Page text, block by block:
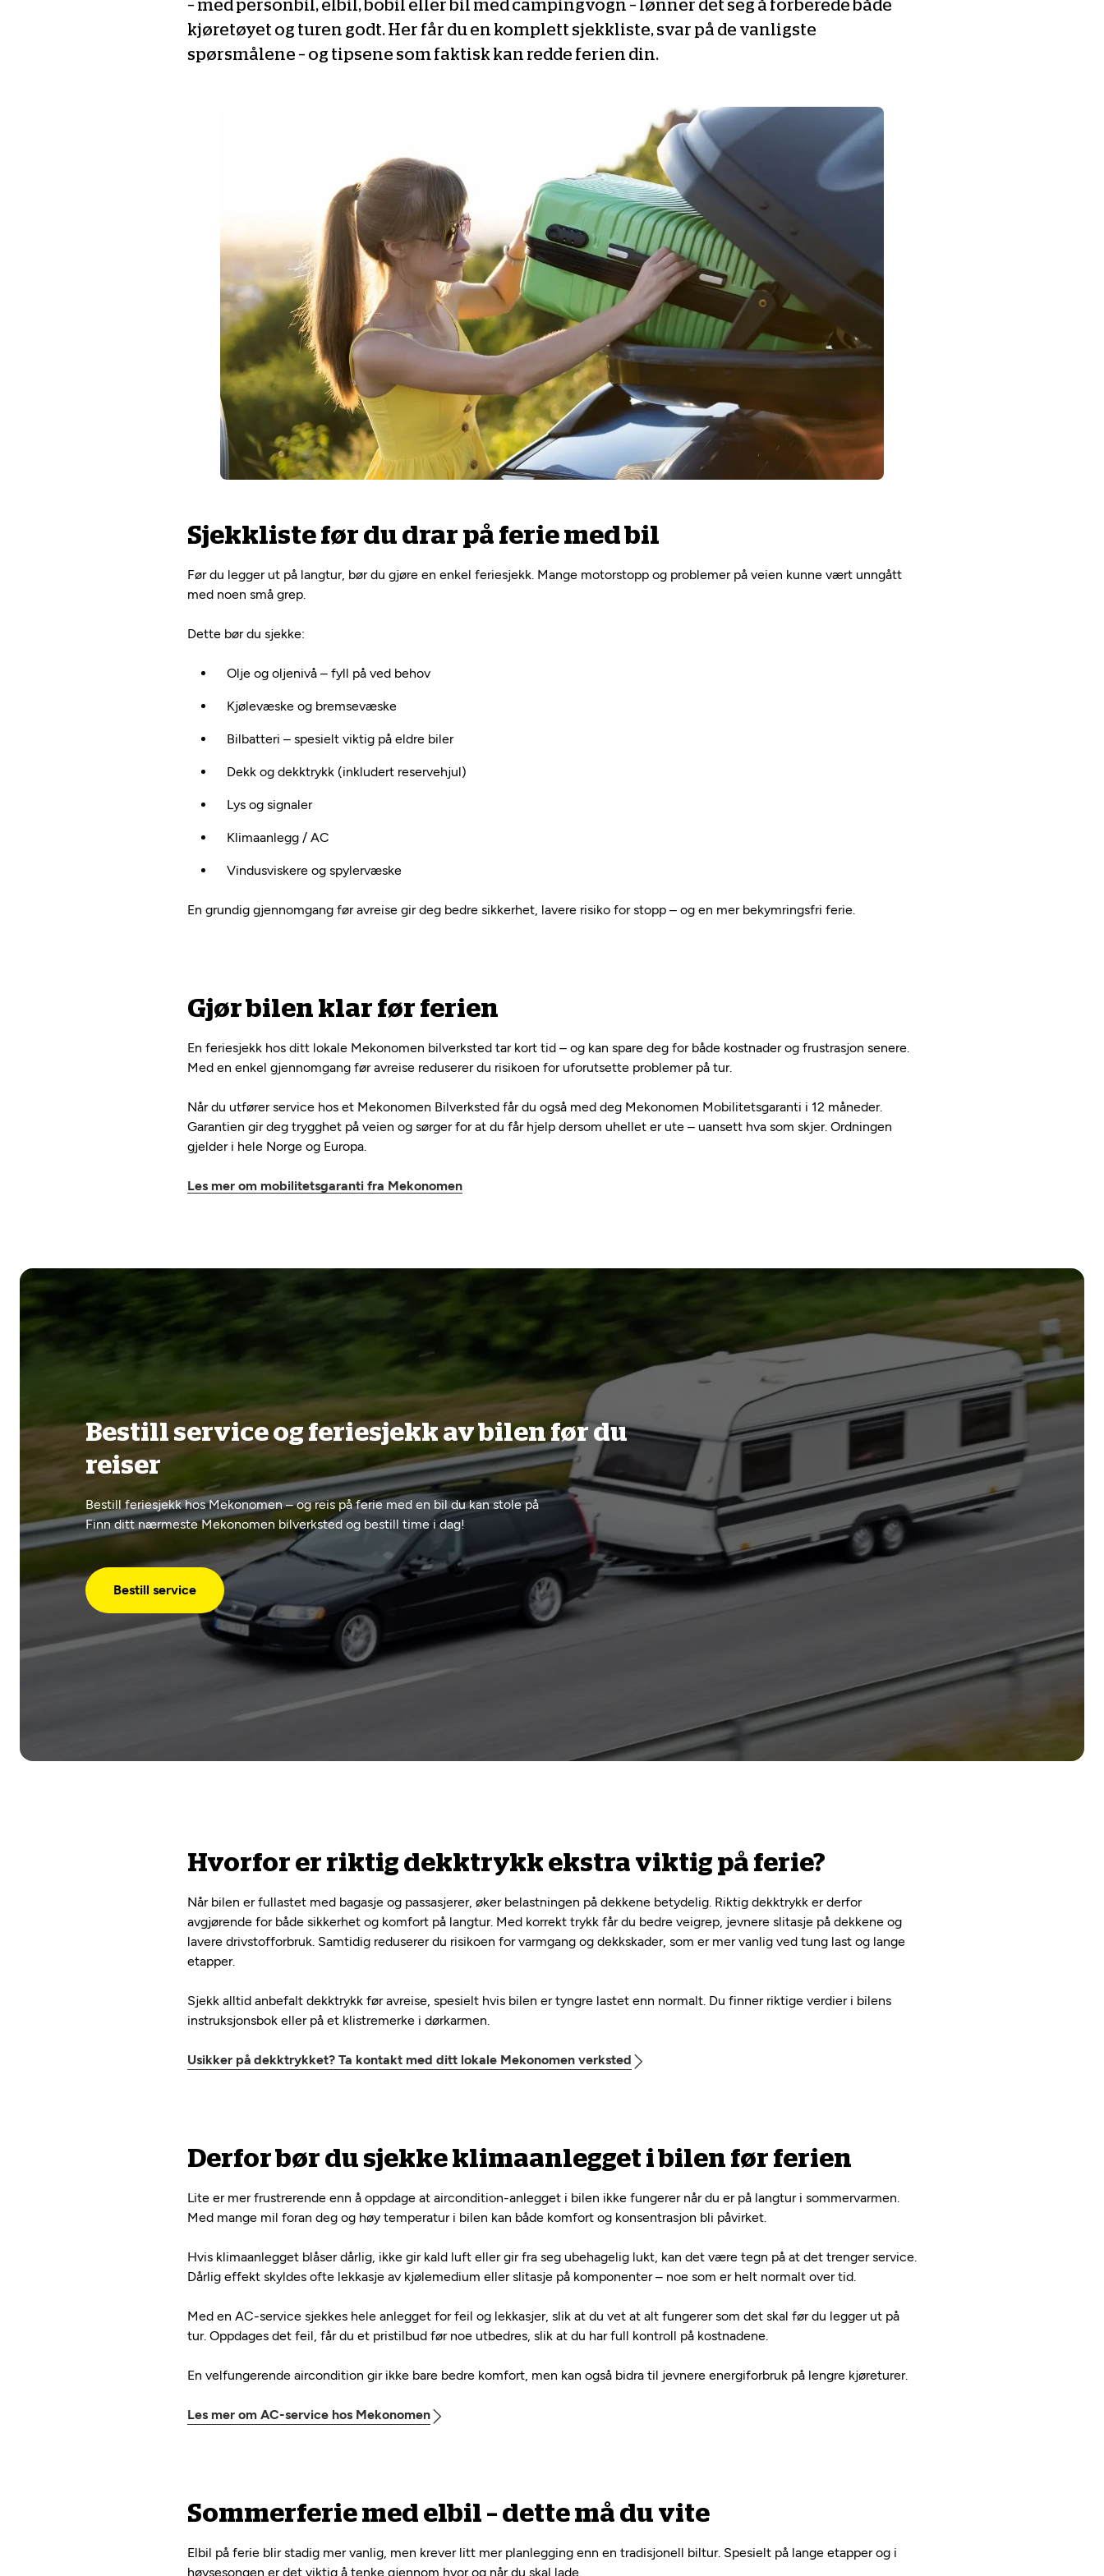
– med personbil, elbil, bobil eller bil med campingvogn – lønner det seg å forberede både
kjøretøyet og turen godt. Her får du en komplett sjekkliste, svar på de vanligste
spørsmålene – og tipsene som faktisk kan redde ferien din.
Sjekkliste før du drar på ferie med bil
Før du legger ut på langtur, bør du gjøre en enkel feriesjekk. Mange motorstopp og problemer på veien kunne vært unngått
med noen små grep.
Dette bør du sjekke:
Olje og oljenivå – fyll på ved behov
Kjølevæske og bremsevæske
Bilbatteri – spesielt viktig på eldre biler
Dekk og dekktrykk (inkludert reservehjul)
Lys og signaler
Klimaanlegg / AC
Vindusviskere og spylervæske
En grundig gjennomgang før avreise gir deg bedre sikkerhet, lavere risiko for stopp – og en mer bekymringsfri ferie.
Gjør bilen klar før ferien
En feriesjekk hos ditt lokale Mekonomen bilverksted tar kort tid – og kan spare deg for både kostnader og frustrasjon senere.
Med en enkel gjennomgang før avreise reduserer du risikoen for uforutsette problemer på tur.
Når du utfører service hos et Mekonomen Bilverksted får du også med deg Mekonomen Mobilitetsgaranti i 12 måneder.
Garantien gir deg trygghet på veien og sørger for at du får hjelp dersom uhellet er ute – uansett hva som skjer. Ordningen
gjelder i hele Norge og Europa.
Les mer om mobilitetsgaranti fra Mekonomen
Bestill service og feriesjekk av bilen før du
reiser
Bestill feriesjekk hos Mekonomen – og reis på ferie med en bil du kan stole på
Finn ditt nærmeste Mekonomen bilverksted og bestill time i dag!
Bestill service
Hvorfor er riktig dekktrykk ekstra viktig på ferie?
Når bilen er fullastet med bagasje og passasjerer, øker belastningen på dekkene betydelig. Riktig dekktrykk er derfor
avgjørende for både sikkerhet og komfort på langtur. Med korrekt trykk får du bedre veigrep, jevnere slitasje på dekkene og
lavere drivstofforbruk. Samtidig reduserer du risikoen for varmgang og dekkskader, som er mer vanlig ved tung last og lange
etapper.
Sjekk alltid anbefalt dekktrykk før avreise, spesielt hvis bilen er tyngre lastet enn normalt. Du finner riktige verdier i bilens
instruksjonsbok eller på et klistremerke i dørkarmen.
Usikker på dekktrykket? Ta kontakt med ditt lokale Mekonomen verksted
Derfor bør du sjekke klimaanlegget i bilen før ferien
Lite er mer frustrerende enn å oppdage at aircondition-anlegget i bilen ikke fungerer når du er på langtur i sommervarmen.
Med mange mil foran deg og høy temperatur i bilen kan både komfort og konsentrasjon bli påvirket.
Hvis klimaanlegget blåser dårlig, ikke gir kald luft eller gir fra seg ubehagelig lukt, kan det være tegn på at det trenger service.
Dårlig effekt skyldes ofte lekkasje av kjølemedium eller slitasje på komponenter – noe som er helt normalt over tid.
Med en AC-service sjekkes hele anlegget for feil og lekkasjer, slik at du vet at alt fungerer som det skal før du legger ut på
tur. Oppdages det feil, får du et pristilbud før noe utbedres, slik at du har full kontroll på kostnadene.
En velfungerende aircondition gir ikke bare bedre komfort, men kan også bidra til jevnere energiforbruk på lengre kjøreturer.
Les mer om AC-service hos Mekonomen
Sommerferie med elbil – dette må du vite
Elbil på ferie blir stadig mer vanlig, men krever litt mer planlegging enn en tradisjonell biltur. Spesielt på lange etapper og i
høysesongen er det viktig å tenke gjennom hvor og når du skal lade.